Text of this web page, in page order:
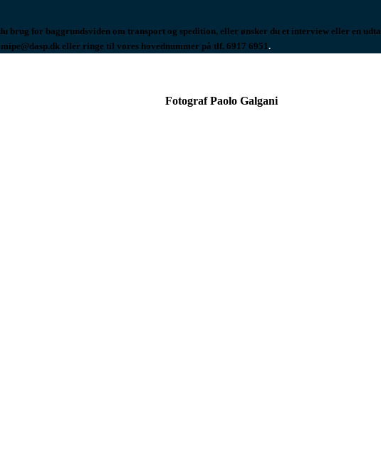
brug for baggrundsviden om transport og spedition, eller ønsker du et interview eller en
eller ringe til vores hovednummer på tlf. 6917 6951.
Fotograf Paolo Galgani